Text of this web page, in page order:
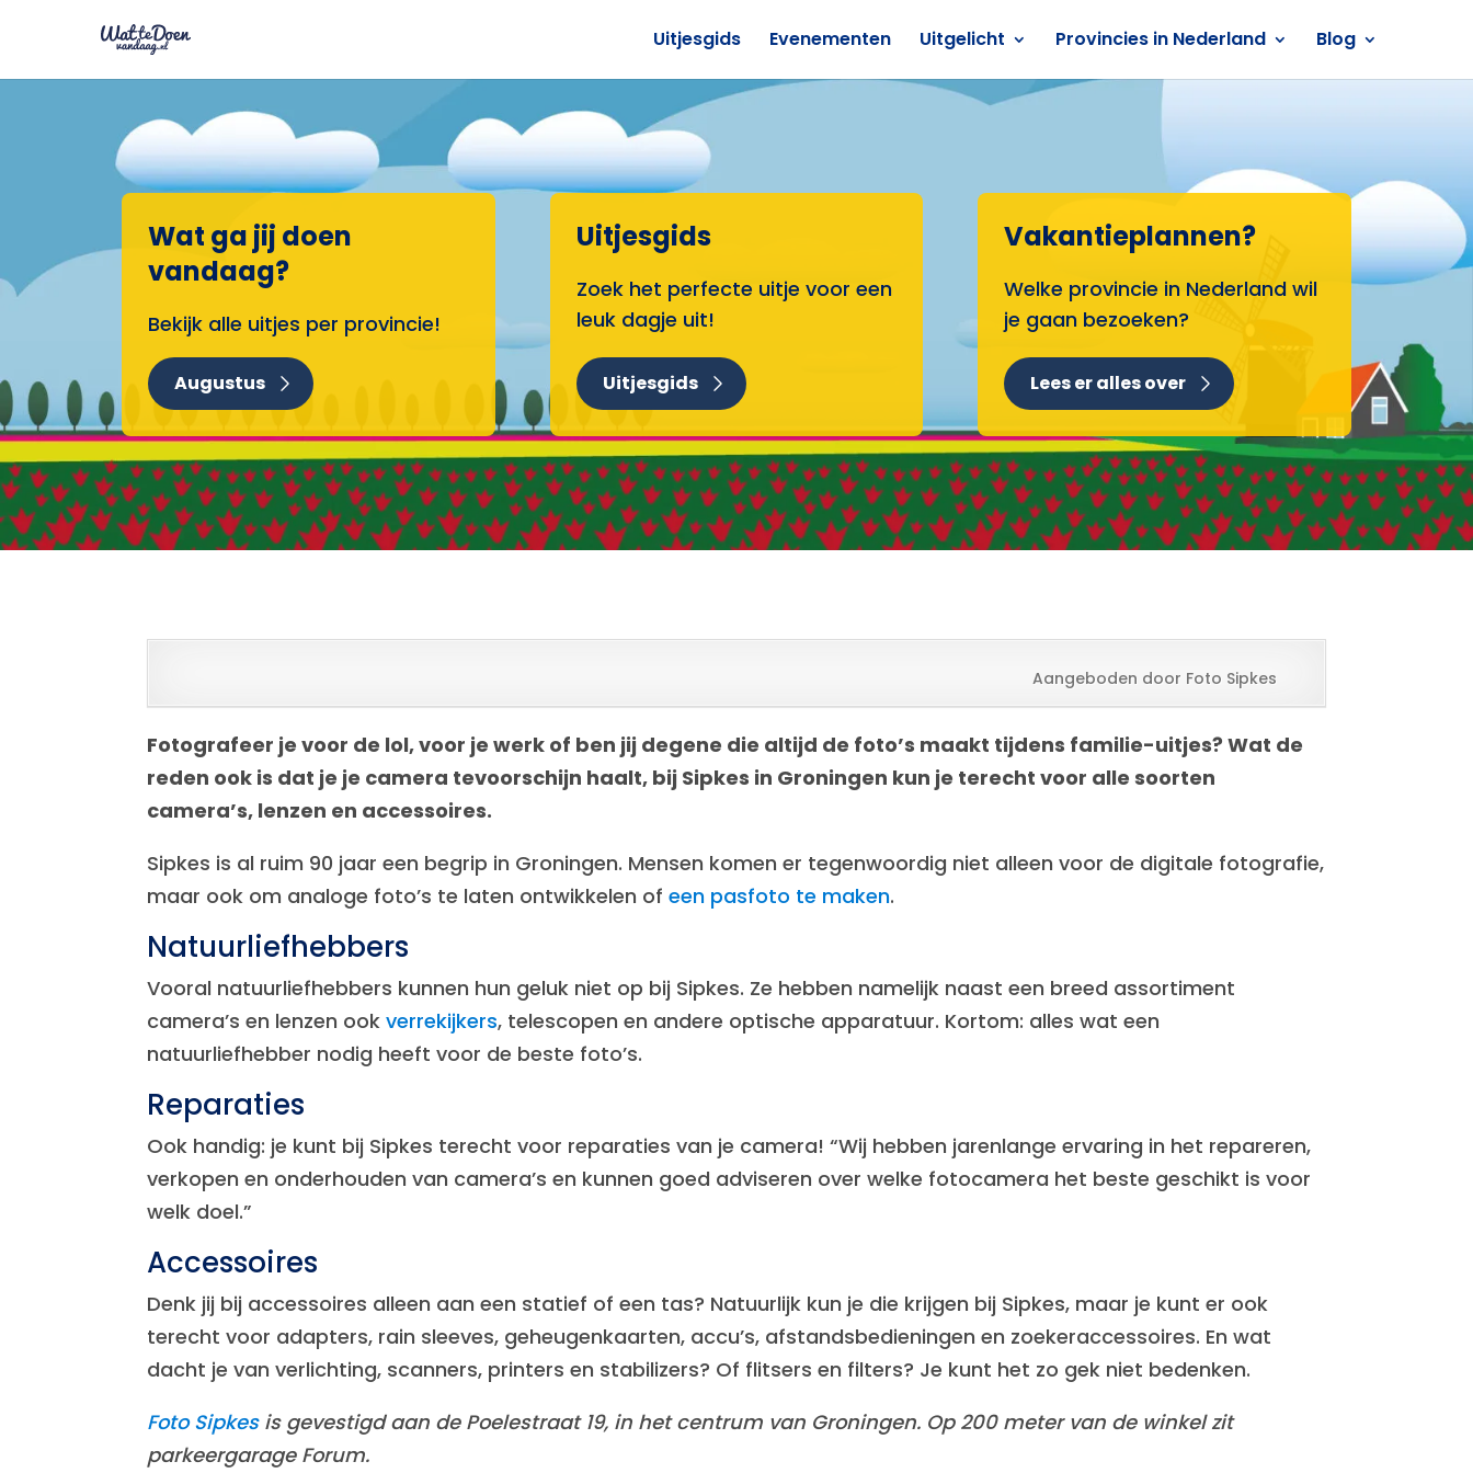
Uitjesgids Evenementen Uitgelicht Provincies in Nederland Blog
Wat ga jij doen
vandaag?
Bekijk alle uitjes per provincie!
Augustus
Uitjesgids
Zoek het perfecte uitje voor een
leuk dagje uit!
Uitjesgids
Vakantieplannen?
Welke provincie in Nederland wil
je gaan bezoeken?
Lees er alles over
Aangeboden door Foto Sipkes
Fotografeer je voor de lol, voor je werk of ben jij degene die altijd de foto’s maakt tijdens familie-uitjes? Wat de
reden ook is dat je je camera tevoorschijn haalt, bij Sipkes in Groningen kun je terecht voor alle soorten
camera’s, lenzen en accessoires.
Sipkes is al ruim 90 jaar een begrip in Groningen. Mensen komen er tegenwoordig niet alleen voor de digitale fotografie,
maar ook om analoge foto’s te laten ontwikkelen ofeen pasfoto te maken.
Natuurliefhebbers
Vooral natuurliefhebbers kunnen hun geluk niet op bij Sipkes. Ze hebben namelijk naast een breed assortiment
camera’s en lenzen ookverrekijkers, telescopen en andere optische apparatuur. Kortom: alles wat een
natuurliefhebber nodig heeft voor de beste foto’s.
Reparaties
Ook handig: je kunt bij Sipkes terecht voor reparaties van je camera! “Wij hebben jarenlange ervaring in het repareren,
verkopen en onderhouden van camera’s en kunnen goed adviseren over welke fotocamera het beste geschikt is voor
welk doel.”
Accessoires
Denk jij bij accessoires alleen aan een statief of een tas? Natuurlijk kun je die krijgen bij Sipkes, maar je kunt er ook
terecht voor adapters, rain sleeves, geheugenkaarten, accu’s, afstandsbedieningen en zoekeraccessoires. En wat
dacht je van verlichting, scanners, printers en stabilizers? Of flitsers en filters? Je kunt het zo gek niet bedenken.
Foto Sipkesis gevestigd aan de Poelestraat 19, in het centrum van Groningen. Op 200 meter van de winkel zit
parkeergarage Forum.